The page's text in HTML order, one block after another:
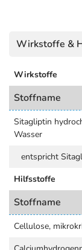
Wirkstoffe &
Wirkstoffe
Stoffname
Sitagliptin
Wasser
entspricht
Hilfsstoffe
Stoffname
Cellulose,